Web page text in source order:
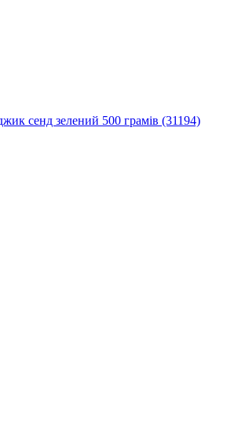
сенд зелений 500 грамів (31194)